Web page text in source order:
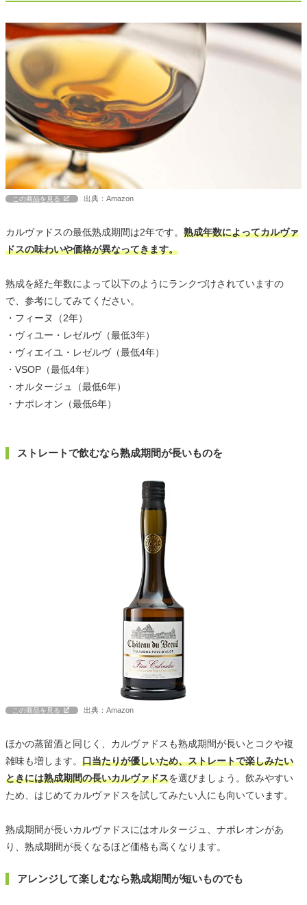
この商品を見る 出典：Amazon
カルヴァドスの最低熟成期間は2年です。 熟成年数によってカルヴァ
ドスの味わいや価格が異なってきます。
熟成を経た年数によって以下のようにランクづけされていますの
で、参考にしてみてください。
・フィーヌ（2年）
・ヴィユー・レゼルヴ（最低3年）
・ヴィエイユ・レゼルヴ（最低4年）
・VSOP（最低4年）
・オルタージュ（最低6年）
・ナポレオン（最低6年）
ストレートで飲むなら熟成期間が長いものを
この商品を見る 出典：Amazon
ほかの蒸留酒と同じく、カルヴァドスも熟成期間が長いとコクや複
雑味も増します。 口当たりが優しいため、ストレートで楽しみたい
ときには熟成期間の長いカルヴァドスを選びましょう。飲みやすい
ため、はじめてカルヴァドスを試してみたい人にも向いています。
熟成期間が長いカルヴァドスにはオルタージュ、ナポレオンがあ
り、熟成期間が長くなるほど価格も高くなります。
アレンジして楽しむなら熟成期間が短いものでも